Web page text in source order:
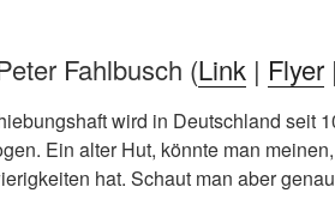
Fahlbusch (Link | Flyer |
wird in Deutschland seit
Ein alter Hut, könnte man
hat. Schaut man aber